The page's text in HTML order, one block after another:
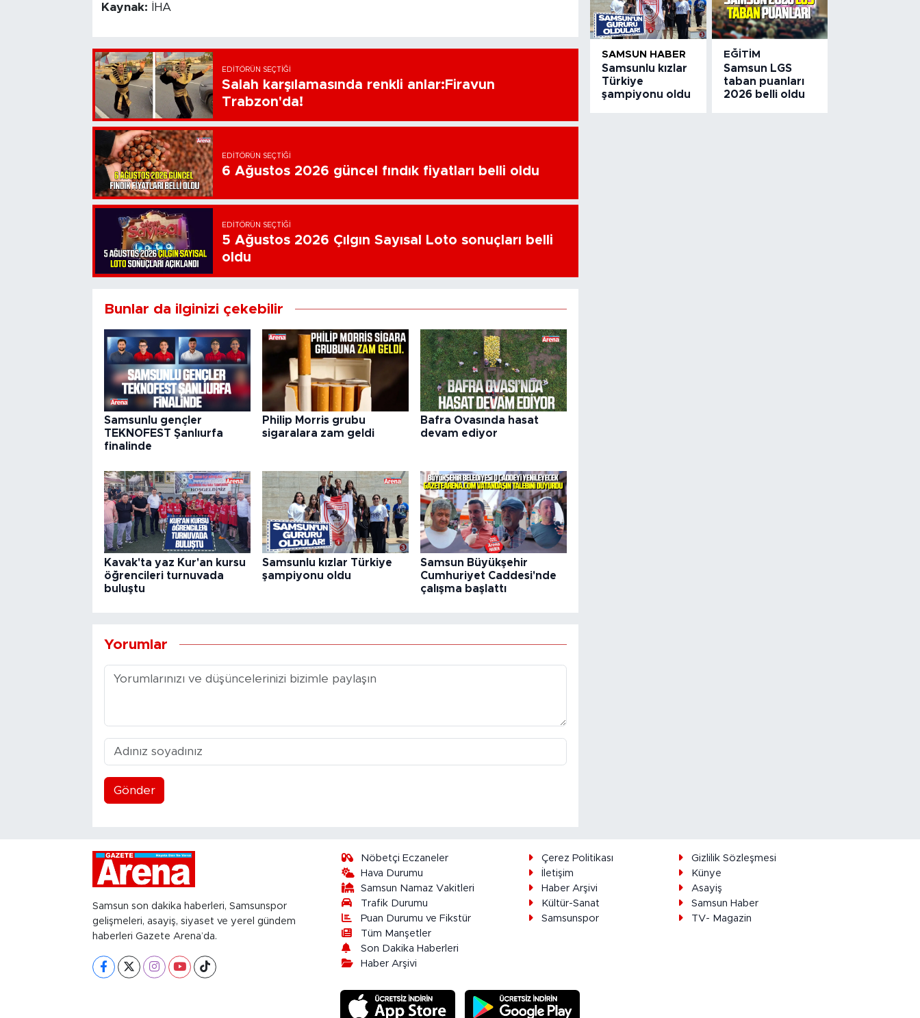
Kaynak: İHA
EDITÖRÜN SEÇTIĞI
Salah karşılamasında renkli anlar:Firavun
Trabzon'da!
EDITÖRÜN SEÇTIĞI
6 Ağustos 2026 güncel fındık fiyatları belli oldu
EDITÖRÜN SEÇTIĞI
5 Ağustos 2026 Çılgın Sayısal Loto sonuçları belli
oldu
Bunlar da ilginizi çekebilir
Samsunlu gençler
TEKNOFEST Şanlıurfa
finalinde
Philip Morris grubu
sigaralara zam geldi
Bafra Ovasında hasat
devam ediyor
Kavak'ta yaz Kur'an kursu
öğrencileri turnuvada
buluştu
Samsunlu kızlar Türkiye
şampiyonu oldu
Samsun Büyükşehir
Cumhuriyet Caddesi'nde
çalışma başlattı
Yorumlar
Gönder
SAMSUN HABER
Samsunlu kızlar
Türkiye
şampiyonu oldu
EĞITIM
Samsun LGS
taban puanları
2026 belli oldu
Samsun son dakika haberleri, Samsunspor
gelişmeleri, asayiş, siyaset ve yerel gündem
haberleri Gazete Arena’da.
Nöbetçi Eczaneler
Hava Durumu
Samsun Namaz Vakitleri
Trafik Durumu
Puan Durumu ve Fikstür
Tüm Manşetler
Son Dakika Haberleri
Haber Arşivi
Çerez Politikası
Gizlilik Sözleşmesi
İletişim
Künye
Haber Arşivi
Asayiş
Kültür-Sanat
Samsun Haber
Samsunspor
TV- Magazin